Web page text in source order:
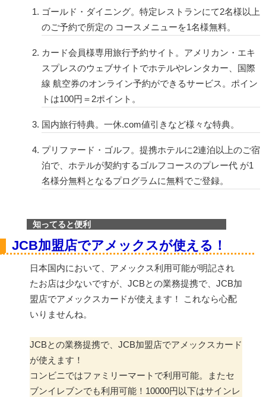
ゴールド・ダイニング。特定レストランにて2名様以上
のご予約で所定の コースメニューを1名様無料。
カード会員様専用旅行予約サイト。アメリカン・エキ
スプレスのウェブサイトでホテルやレンタカー、国際
線 航空券のオンライン予約ができるサービス。ポイン
トは100円＝2ポイント。
国内旅行特典。一休.com値引きなど様々な特典。
プリファード・ゴルフ。提携ホテルに2連泊以上のご宿
泊で、ホテルが契約するゴルフコースのプレー代 が1
名様分無料となるプログラムに無料でご登録。
知ってると便利
JCB加盟店でアメックスが使える！
日本国内において、アメックス利用可能が明記され
たお店は少ないですが、JCBとの業務提携で、JCB加
盟店でアメックスカードが使えます！ これなら心配
いりませんね。
JCBとの業務提携で、JCB加盟店でアメックスカード
が使えます！
コンビニではファミリーマートで利用可能。またセ
ブンイレブンでも利用可能！10000円以下はサインレ